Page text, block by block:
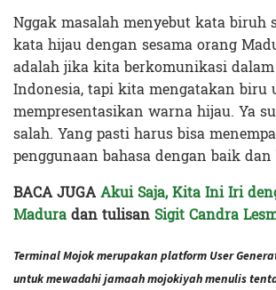
Nggak masalah menyebut kata biruh
kata hijau dengan sesama orang
adalah jika kita berkomunikasi
Indonesia, tapi kita mengatakan biru
mempresentasikan warna hijau. Ya
salah. Yang pasti harus bisa
penggunaan bahasa dengan baik dan
BACA JUGAAkui Saja, Kita Ini Iri
Maduradan tulisan Sigit Candra
Terminal Mojok merupakan platform User
untuk mewadahi jamaah mojokiyah menulis